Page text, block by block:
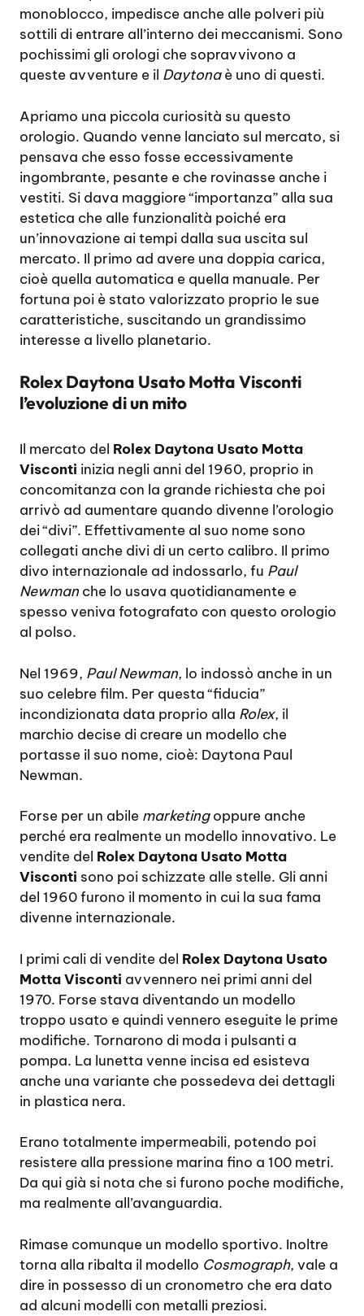
monoblocco, impedisce anche alle polveri più
sottili di entrare all’interno dei meccanismi. Sono
pochissimi gli orologi che sopravvivono a
queste avventure e il Daytonaè uno di questi.
Apriamo una piccola curiosità su questo
orologio. Quando venne lanciato sul mercato, si
pensava che esso fosse eccessivamente
ingombrante, pesante e che rovinasse anche i
vestiti. Si dava maggiore “importanza” alla sua
estetica che alle funzionalità poiché era
un’innovazione ai tempi dalla sua uscita sul
mercato. Il primo ad avere una doppia carica,
cioè quella automatica e quella manuale. Per
fortuna poi è stato valorizzato proprio le sue
caratteristiche, suscitando un grandissimo
interesse a livello planetario.
Rolex Daytona Usato Motta Visconti
l’evoluzione di un mito
Il mercato del Rolex Daytona Usato Motta
Visconti inizia negli anni del 1960, proprio in
concomitanza con la grande richiesta che poi
arrivò ad aumentare quando divenne l’orologio
dei “divi”. Effettivamente al suo nome sono
collegati anche divi di un certo calibro. Il primo
divo internazionale ad indossarlo, fu Paul
Newman che lo usava quotidianamente e
spesso veniva fotografato con questo orologio
al polso.
Nel 1969, Paul Newman, lo indossò anche in un
suo celebre film. Per questa “fiducia”
incondizionata data proprio alla Rolex, il
marchio decise di creare un modello che
portasse il suo nome, cioè: Daytona Paul
Newman.
Forse per un abile marketingoppure anche
perché era realmente un modello innovativo. Le
vendite del Rolex Daytona Usato Motta
Visconti sono poi schizzate alle stelle. Gli anni
del 1960 furono il momento in cui la sua fama
divenne internazionale.
I primi cali di vendite del Rolex Daytona Usato
Motta Visconti avvennero nei primi anni del
1970. Forse stava diventando un modello
troppo usato e quindi vennero eseguite le prime
modifiche. Tornarono di moda i pulsanti a
pompa. La lunetta venne incisa ed esisteva
anche una variante che possedeva dei dettagli
in plastica nera.
Erano totalmente impermeabili, potendo poi
resistere alla pressione marina fino a 100 metri.
Da qui già si nota che si furono poche modifiche,
ma realmente all’avanguardia.
Rimase comunque un modello sportivo. Inoltre
torna alla ribalta il modello Cosmograph, vale a
dire in possesso di un cronometro che era dato
ad alcuni modelli con metalli preziosi.